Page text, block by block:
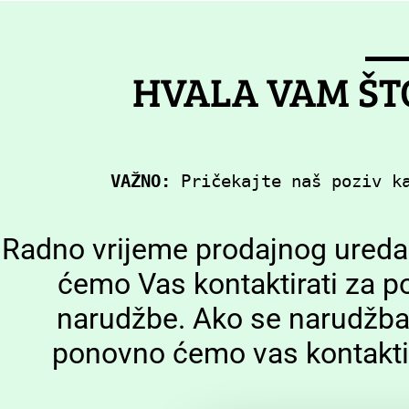
HVALA VAM
VAŽNO: Pričekajte naš poziv
Radno vrijeme prodajnog
ćemo Vas kontaktirati za
narudžbe. Ako se
ponovno ćemo vas